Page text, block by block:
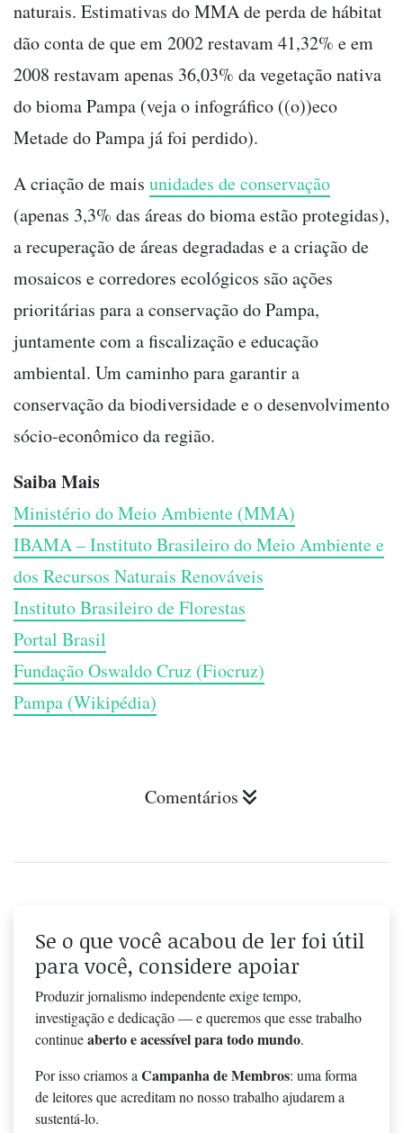
naturais. Estimativas do MMA de perda de hábitat
dão conta de que em 2002 restavam 41,32% e em
2008 restavam apenas 36,03% da vegetação nativa
do bioma Pampa (veja o infográfico ((o))eco
Metade do Pampa já foi perdido).
A criação de mais unidades de conservação
(apenas 3,3% das áreas do bioma estão protegidas),
a recuperação de áreas degradadas e a criação de
mosaicos e corredores ecológicos são ações
prioritárias para a conservação do Pampa,
juntamente com a fiscalização e educação
ambiental. Um caminho para garantir a
conservação da biodiversidade e o desenvolvimento
sócio-econômico da região.
Saiba Mais
Ministério do Meio Ambiente (MMA)
IBAMA – Instituto Brasileiro do Meio Ambiente e
dos Recursos Naturais Renováveis
Instituto Brasileiro de Florestas
Portal Brasil
Fundação Oswaldo Cruz (Fiocruz)
Pampa (Wikipédia)
Comentários
Se o que você acabou de ler foi útil
para você, considere apoiar
Produzir jornalismo independente exige tempo,
investigação e dedicação — e queremos que esse trabalho
continueaberto e acessível para todo mundo.
Por isso criamos aCampanha de Membros: uma forma
de leitores que acreditam no nosso trabalho ajudarem a
sustentá-lo.